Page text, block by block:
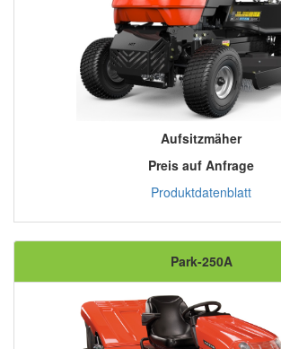
Aufsitzmäher
Preis auf Anfrage
Produktdatenblatt
Park-250A